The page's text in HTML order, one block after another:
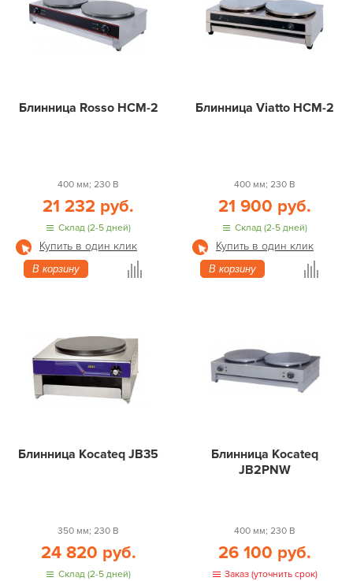
Блинница Rosso HCM-2
400 мм; 230 В
21 232 руб.
Склад (2-5 дней)
Купить в один клик
В корзину
Блинница Viatto HCM-2
400 мм; 230 В
21 900 руб.
Склад (2-5 дней)
Купить в один клик
В корзину
Блинница Kocateq JB35
350 мм; 230 В
24 820 руб.
Склад (2-5 дней)
Блинница Kocateq
JB2PNW
400 мм; 230 В
26 100 руб.
Заказ (уточнить срок)